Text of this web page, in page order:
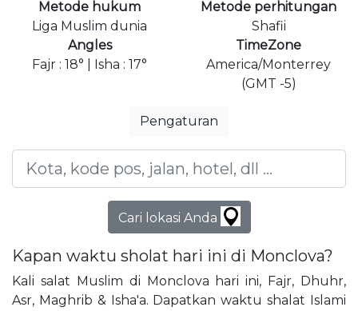
Metode hukum
Liga Muslim dunia
Metode perhitungan
Shafii
Angles
Fajr : 18° | Isha : 17°
TimeZone
America/Monterrey
(GMT -5)
Pengaturan
Cari lokasi Anda
Kapan waktu sholat hari ini di Monclova?
Kali salat Muslim di Monclova hari ini, Fajr, Dhuhr,
Asr, Maghrib & Isha'a. Dapatkan waktu shalat Islami